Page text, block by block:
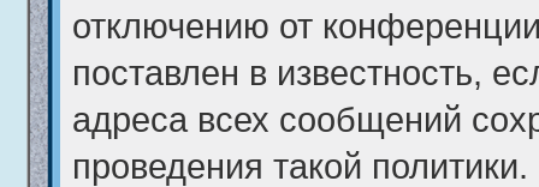
отключению от
поставлен в известность,
адреса всех сообщений
проведения такой